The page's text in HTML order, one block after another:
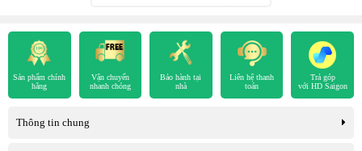
Sản phẩm chính
hãng
Vận chuyển
nhanh chóng
Bảo hành tại
nhà
Liên hệ thanh
toán
Trả góp
với HD Saigon
Thông tin chung